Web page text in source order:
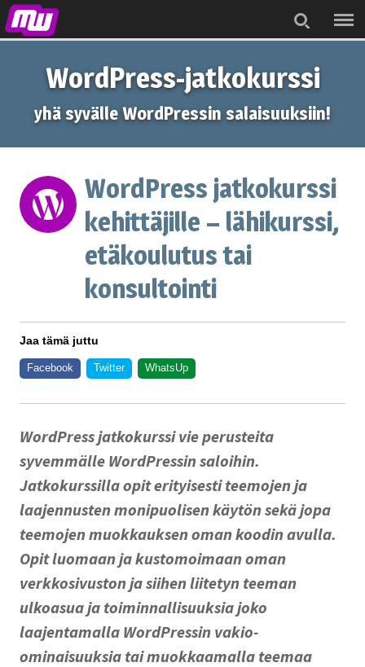
WordPress-jatkokurssi
yhä syvälle WordPressin salaisuuksiin!
WordPress jatkokurssi
kehittäjille – lähikurssi,
etäkoulutus tai
konsultointi
Jaa tämä juttu
Facebook Twitter WhatsUp
WordPress jatkokurssi vie perusteita
syvemmälle WordPressin saloihin.
Jatkokurssilla opit erityisesti teemojen ja
laajennusten monipuolisen käytön sekä jopa
teemojen muokkauksen oman koodin avulla.
Opit luomaan ja kustomoimaan oman
verkkosivuston ja siihen liitetyn teeman
ulkoasua ja toiminnallisuuksia joko
laajentamalla WordPressin vakio-
ominaisuuksia tai muokkaamalla teemaa